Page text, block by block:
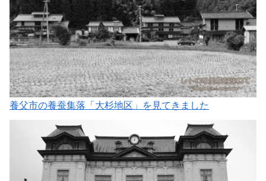
養父市の養蚕集落「大杉地区」を見てきました